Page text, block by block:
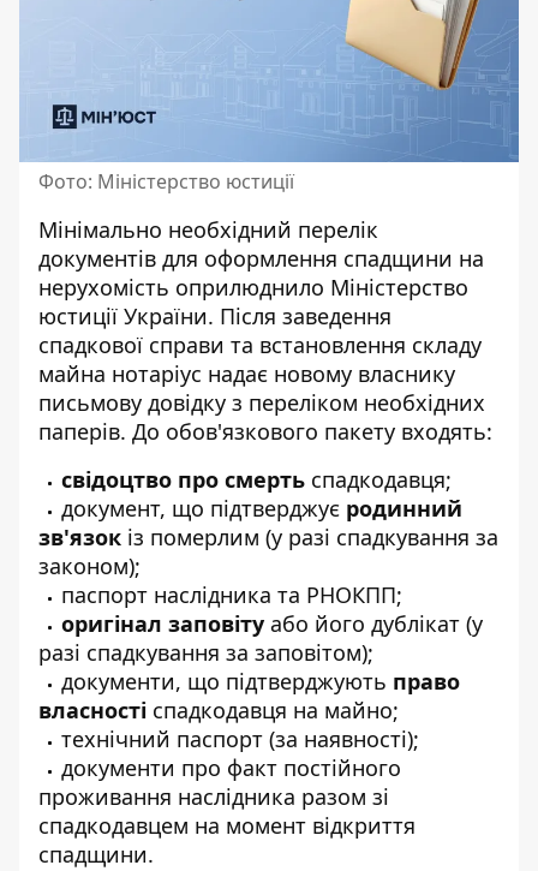
Фото: Міністерство юстиції
Мінімально необхідний перелік
документів для оформлення спадщини на
нерухомість оприлюднило Міністерство
юстиції України. Після заведення
спадкової справи та встановлення складу
майна нотаріус надає новому власнику
письмову довідку з переліком необхідних
паперів. До обов'язкового пакету входять:
свідоцтво про смерть спадкодавця;
документ, що підтверджує родинний
зв'язок із померлим (у разі спадкування за
законом);
паспорт наслідника та РНОКПП;
оригінал заповіту або його дублікат (у
разі спадкування за заповітом);
документи, що підтверджують право
власності спадкодавця на майно;
технічний паспорт (за наявності);
документи про факт постійного
проживання наслідника разом зі
спадкодавцем на момент відкриття
спадщини.